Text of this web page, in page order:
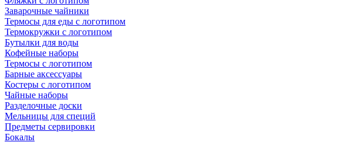
Заварочные чайники
Термосы для еды с логотипом
Термокружки с логотипом
Бутылки для воды
Кофейные наборы
Термосы с логотипом
Барные аксессуары
Костеры с логотипом
Чайные наборы
Разделочные доски
Мельницы для специй
Предметы сервировки
Бокалы